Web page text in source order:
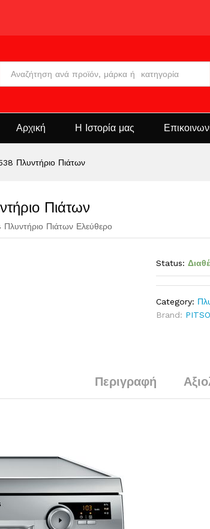
Αρχική Η Ιστορία μας
Πλυντήριο Πιάτων
Πιάτων
Πιάτων Ελεύθερο
Status:
Category:
Brand:
Περιγραφή